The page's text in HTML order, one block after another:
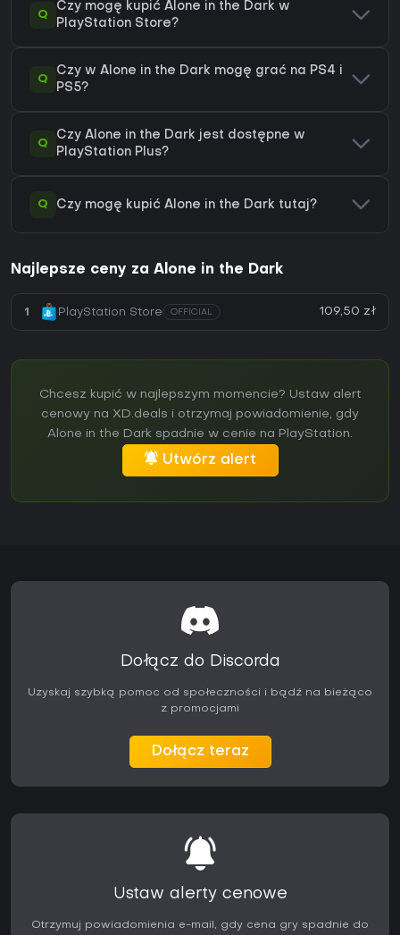
Q
Czy mogę kupić Alone in the Dark w
PlayStation Store?
Q
Czy w Alone in the Dark mogę grać na PS4 i
PS5?
Q
Czy Alone in the Dark jest dostępne w
PlayStation Plus?
Q Czy mogę kupić Alone in the Dark tutaj?
Najlepsze ceny za Alone in the Dark
1 PlayStation Store OFFICIAL 109,50 zł
Chcesz kupić w najlepszym momencie? Ustaw alert
cenowy na XD.deals i otrzymaj powiadomienie, gdy
Alone in the Dark spadnie w cenie na PlayStation.
Utwórz alert
Dołącz do Discorda
Uzyskaj szybką pomoc od społeczności i bądź na bieżąco
z promocjami
Dołącz teraz
Ustaw alerty cenowe
Otrzymuj powiadomienia e-mail, gdy cena gry spadnie do